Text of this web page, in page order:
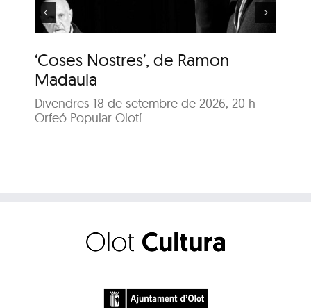
‘Coses Nostres’, de Ramon
Madaula
Divendres 18 de setembre de 2026, 20 h
Orfeó Popular Olotí